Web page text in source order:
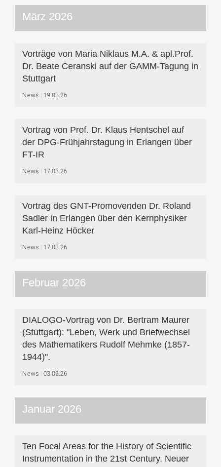
März 2026
Vorträge von Maria Niklaus M.A. & apl.Prof.
Dr. Beate Ceranski auf der GAMM-Tagung in
Stuttgart
News 19.03.26
Vortrag von Prof. Dr. Klaus Hentschel auf
der DPG-Frühjahrstagung in Erlangen über
FT-IR
News 17.03.26
Vortrag des GNT-Promovenden Dr. Roland
Sadler in Erlangen über den Kernphysiker
Karl-Heinz Höcker
News 17.03.26
Februar 2026
DIALOGO-Vortrag von Dr. Bertram Maurer
(Stuttgart): "Leben, Werk und Briefwechsel
des Mathematikers Rudolf Mehmke (1857-
1944)".
News 03.02.26
Januar 2026
Ten Focal Areas for the History of Scientific
Instrumentation in the 21st Century. Neuer